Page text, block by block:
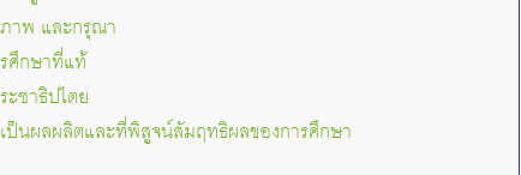
พ และกรุณา
ศึกษาที่แท้
ชาธิปไตย
นผลผลิตและที่พิสูจน์สัมฤทธิผลของการศึกษา